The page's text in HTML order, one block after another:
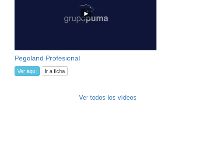
Pegoland Profesional
Ver aquí Ir a ficha
Ver todos los vídeos